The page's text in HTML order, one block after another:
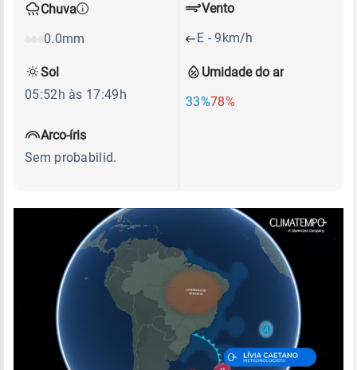
Chuva
0.0mm
Umidade do ar
33%78%
Vento
E - 9km/h
Sol
05:52h às 17:49h
Arco-íris
Sem probabilid.